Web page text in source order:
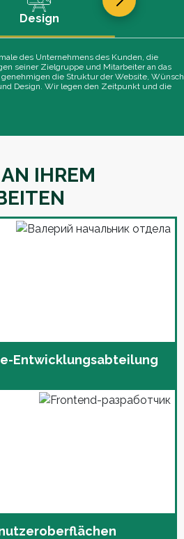
Design
des Unternehmens des Kunden, die
seiner Zielgruppe und Mitarbeiter an das
die Struktur der Website,
Design. Wir legen den Zeitpunkt und die
IHREM
Entwicklungsabteilung